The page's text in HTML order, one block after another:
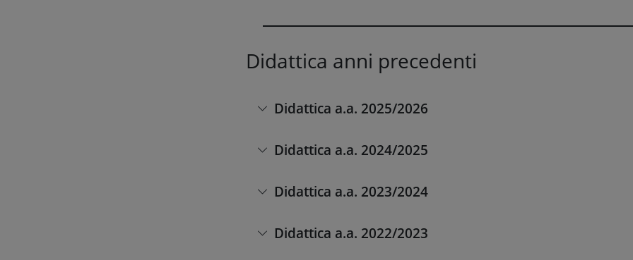
Didattica anni precedenti
Didattica a.a. 2025/2026
Didattica a.a. 2024/2025
Didattica a.a. 2023/2024
Didattica a.a. 2022/2023